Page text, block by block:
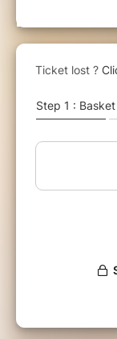
L'écriture de
musique par
naissance à
cette
Un cabinet
le rock, la
Paul Galiana